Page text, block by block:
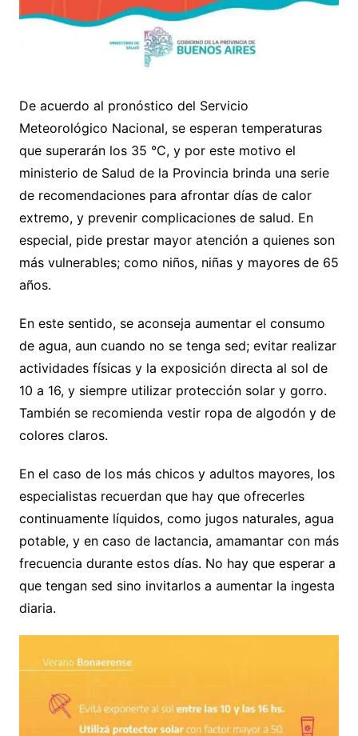
De acuerdo al pronóstico del Servicio
Meteorológico Nacional, se esperan temperaturas
que superarán los 35 °C, y por este motivo el
ministerio de Salud de la Provincia brinda una serie
de recomendaciones para afrontar días de calor
extremo, y prevenir complicaciones de salud. En
especial, pide prestar mayor atención a quienes son
más vulnerables; como niños, niñas y mayores de 65
años.
En este sentido, se aconseja aumentar el consumo
de agua, aun cuando no se tenga sed; evitar realizar
actividades físicas y la exposición directa al sol de
10 a 16, y siempre utilizar protección solar y gorro.
También se recomienda vestir ropa de algodón y de
colores claros.
En el caso de los más chicos y adultos mayores, los
especialistas recuerdan que hay que ofrecerles
continuamente líquidos, como jugos naturales, agua
potable, y en caso de lactancia, amamantar con más
frecuencia durante estos días. No hay que esperar a
que tengan sed sino invitarlos a aumentar la ingesta
diaria.